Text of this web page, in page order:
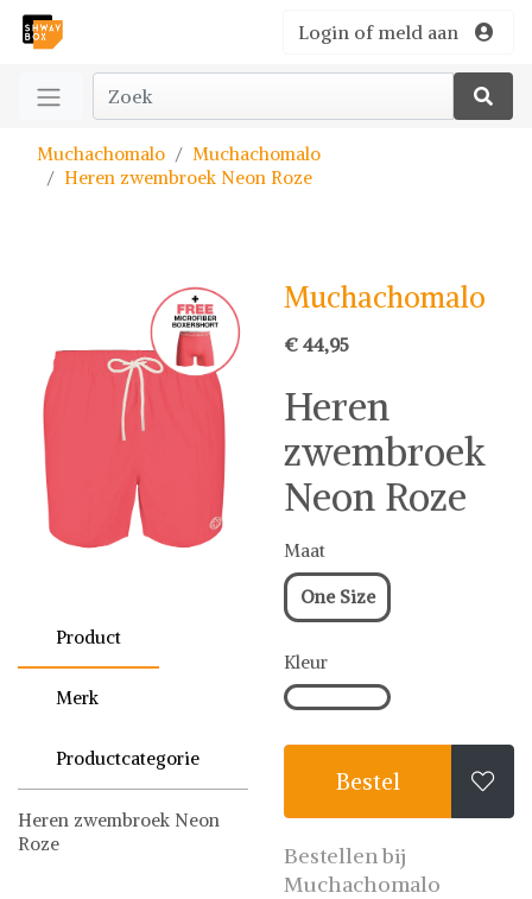
Login of meld aan
Muchachomalo
Muchachomalo
Heren zwembroek Neon Roze
Product
Merk
Productcategorie
Heren zwembroek Neon
Roze
Muchachomalo
€ 44,95
Heren
zwembroek
Neon Roze
Maat
One Size
Kleur
Bestel 
Bestellen bij
Muchachomalo